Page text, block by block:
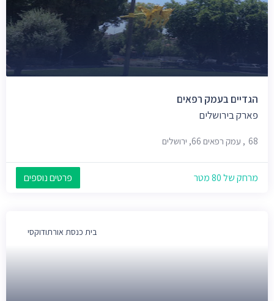
הגדיים בעמק רפאים
פארק בירושלים
68, עמק רפאים 66, ירושלים
מרחק של 80 מטר פרטים נוספים
בית כנסת אורתודוקסי